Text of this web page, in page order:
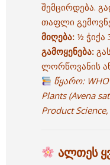
შემცირდება.
თაფლი
მიღება: ½ ჭიქა
გამოყენება:
ლორწოვანის
წყარო:
Plants (Avena
Product
ალთეს